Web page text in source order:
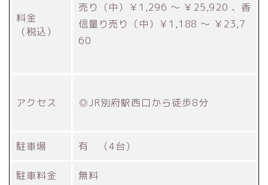
料金
（税込）
売り（中）
￥1,296 ～ ￥25,920 、香
信量り売り（中）￥1,188 ～ ￥23,7
60
アクセス ◎JR別府駅西口から徒歩8分
駐車場 有 （4台）
駐車料金 無料